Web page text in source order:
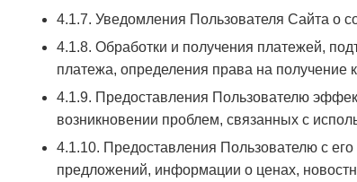
4.1.7. Уведомления Пользователя Сайта о
4.1.8. Обработки и получения платежей,
платежа, определения права на получение
4.1.9. Предоставления Пользователю
возникновении проблем, связанных с
4.1.10. Предоставления Пользователю с
предложений, информации о ценах,